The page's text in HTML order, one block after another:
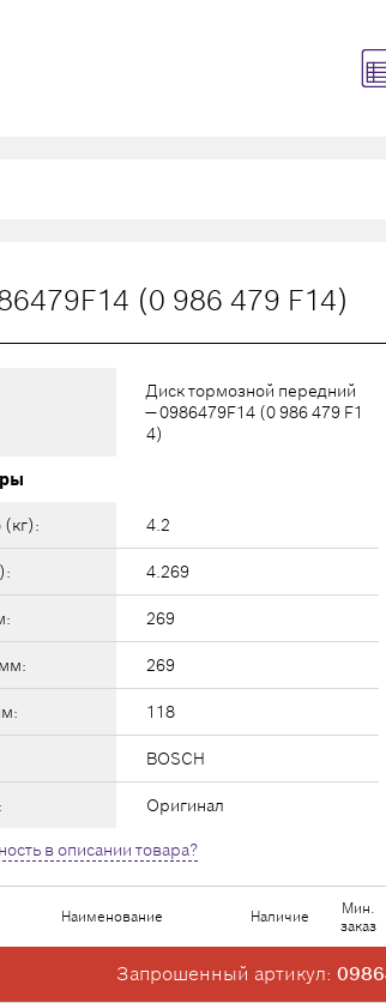
(0 986 479 F14)
Диск тормозной передний
— 0986479F14 (0 986 479 F1
4)
(кг): 4.2
4.269
269
269
118
BOSCH
Оригинал
в описании товара?
Наименование Наличие
Мин.
заказ
Запрошенный артикул: